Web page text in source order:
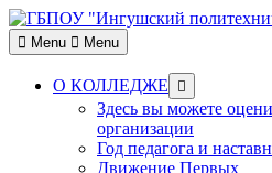
Skip
to
content
Menu Menu
О КОЛЛЕДЖЕ
Show
sub
menu
Здесь вы можете
организации
Год педагога и
Движение Первых